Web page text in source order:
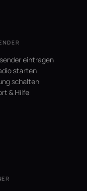
eintragen
starten
schalten
& Hilfe